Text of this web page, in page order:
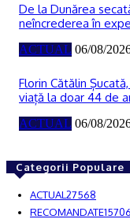
De la Dunărea
neîncrederea în
ACTUAL 06/08/
Florin Cătălin
viață la doar 44 de
ACTUAL 06/08/
Categorii Populare
ACTUAL 27568
RECOMANDATE15706